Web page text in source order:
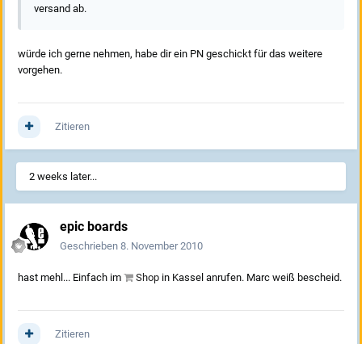
versand ab.
würde ich gerne nehmen, habe dir ein PN geschickt für das weitere
vorgehen.
Zitieren
2 weeks later...
epic boards
Geschrieben 8. November 2010
hast mehl... Einfach im Shop in Kassel anrufen. Marc weiß bescheid.
Zitieren